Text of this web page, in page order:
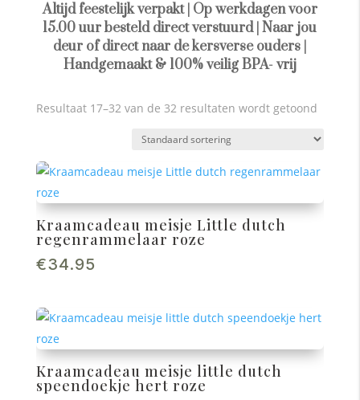
Altijd feestelijk verpakt | Op werkdagen voor
15.00 uur besteld direct verstuurd | Naar jou
deur of direct naar de kersverse ouders |
Handgemaakt & 100% veilig BPA- vrij
Resultaat 17–32 van de 32 resultaten wordt getoond
Kraamcadeau meisje Little dutch
regenrammelaar roze
€34.95
Kraamcadeau meisje little dutch
speendoekje hert roze